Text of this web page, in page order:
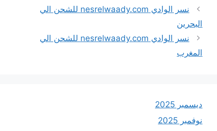
نسر الوادي nesrelwaady.com للشحن الي
البحرين
نسر الوادي nesrelwaady.com للشحن الي
المغرب
ديسمبر 2025
نوفمبر 2025